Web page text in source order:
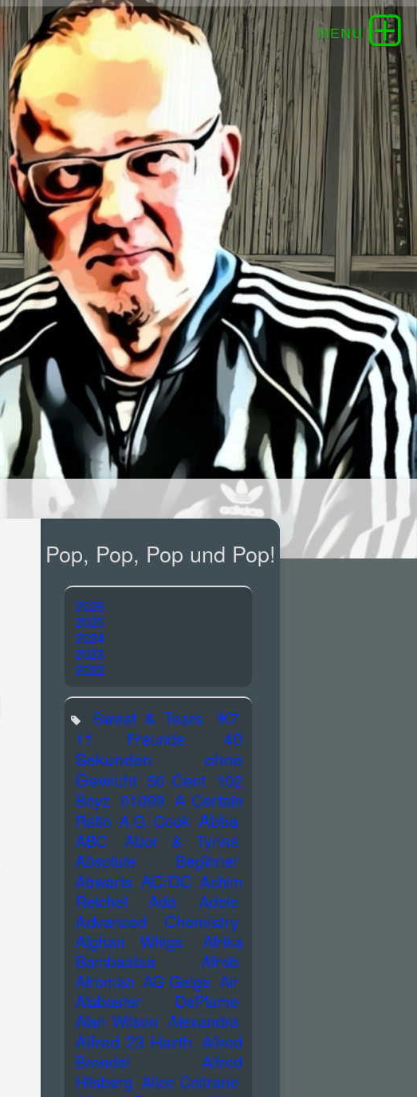
Pop, Pop, Pop und Pop!
2026
2025
2024
2023
2022
Sweat & Tears
!K7
11 Freunde
40
Sekunden ohne
Gewicht 50 Cent 102
Boyz 01099 A Certain
Ratio A.G. Cook Abba
ABC
Abor & Tynna
Absolute Beginner
Abwärts AC/DC Achim
Reichel
Ada Adele
Advanced Chemistry
Afghan Whigs
Afrika
Bambaataa
Afrob
Afroman AG Geige Air
Alabaster DePlume
Alan Wilson Alexandra
Alfred 23 Harth Alfred
Brendel
Alfred
Hilsberg Alice Coltrane